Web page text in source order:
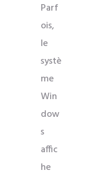
Parf
ois,
le
systè
me
Win
dow
s
affic
he